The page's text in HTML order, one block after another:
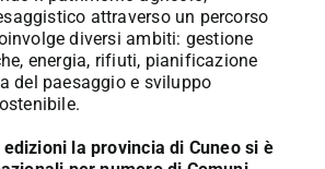
attraverso un percorso
diversi ambiti: gestione
energia, rifiuti, pianificazione
del paesaggio e sviluppo
la provincia di Cuneo si è